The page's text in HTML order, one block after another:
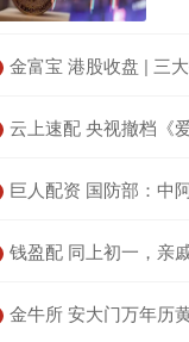
金富宝 港股收盘 | 三大指数
云上速配 央视撤档《爱情
巨人配资 国防部：中
钱盈配 同上初一，亲戚炫耀学
金牛所 安大门万年历黄